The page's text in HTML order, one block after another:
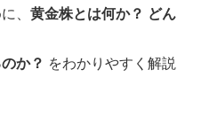
、 黄金株とは何か？ どん
か？ をわかりやすく解説